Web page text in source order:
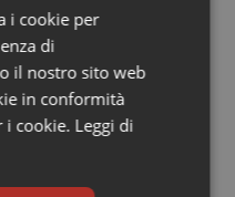
integrazione con Irccs-
Ospedale
i cookie per
di
il nostro sito web
in conformità
i cookie. Leggi di